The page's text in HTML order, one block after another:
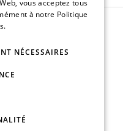
vous acceptez tous
à notre Politique
NÉCESSAIRES